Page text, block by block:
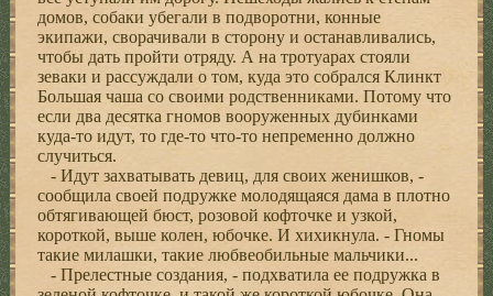
домов, собаки убегали в подворотни, конные
экипажи, сворачивали в сторону и останавливались,
чтобы дать пройти отряду. А на тротуарах стояли
зеваки и рассуждали о том, куда это собрался Клинкт
Большая чаша со своими родственниками. Потому что
если два десятка гномов вооруженных дубинками
куда-то идут, то где-то что-то непременно должно
случиться.
- Идут захватывать девиц, для своих женишков, -
сообщила своей подружке молодящаяся дама в плотно
обтягивающей бюст, розовой кофточке и узкой,
короткой, выше колен, юбочке. И хихикнула. - Гномы
такие милашки, такие любвеобильные мальчики...
- Прелестные создания, - подхватила ее подружка в